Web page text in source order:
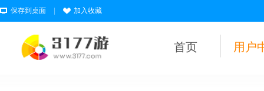
保存到桌面 加入收藏
首页 用户